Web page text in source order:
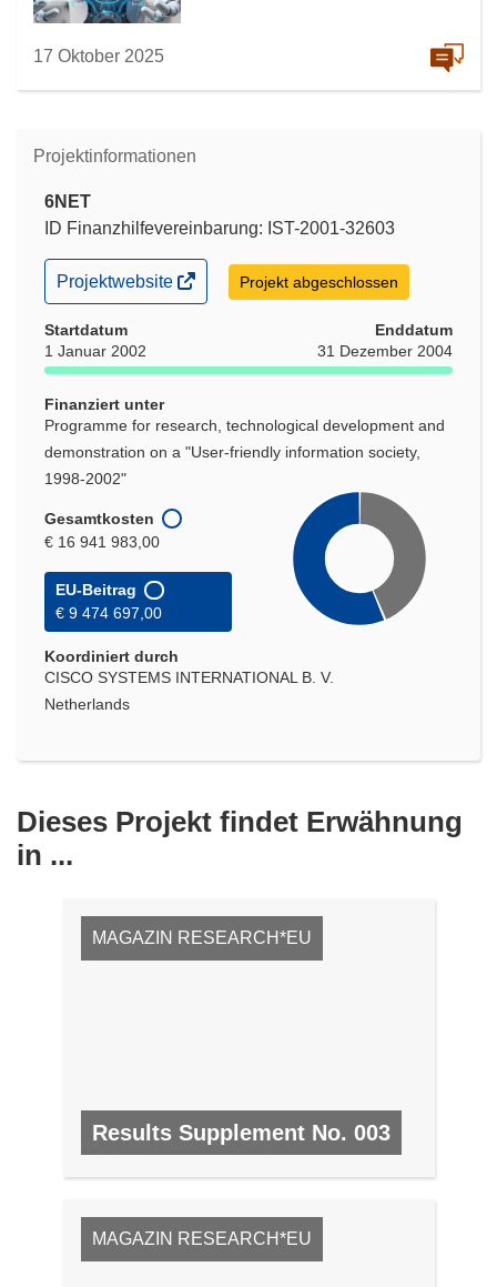
17 Oktober 2025
Projektinformationen
6NET
ID Finanzhilfevereinbarung: IST-2001-32603
(öffnet
in
Fenster)
Projektwebsite Projekt abgeschlossen
Startdatum
1 Januar 2002
Enddatum
31 Dezember 2004
Finanziert unter
Programme for research, technological development and
demonstration on a "User-friendly information society,
1998-2002"
Gesamtkosten
€ 16 941 983,00
EU-Beitrag
€ 9 474 697,00
Koordiniert durch
CISCO SYSTEMS INTERNATIONAL B. V.
Netherlands
Dieses Projekt findet Erwähnung
in ...
MAGAZIN RESEARCH*EU
Results Supplement No. 003
NR. 3, MÄRZ 2008/APRIL 2008
MAGAZIN RESEARCH*EU